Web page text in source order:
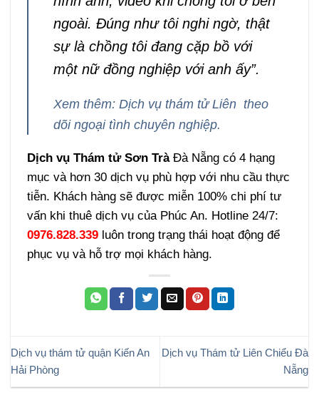
Phúc An tư vấn tôi nhiệt tình, quy
trình nhanh gọn không mất thời
gian để nhân viên bắt tay vào làm
việc ngay giúp tôi nhận được kết
quả sớm nhất có thể. Thông qua
điều tra, họ cung cấp cho tôi các
hình ảnh, video khi chồng tôi ở bên
ngoài. Đúng như tôi nghi ngờ, thật
sự là chồng tôi đang cặp bồ với
một nữ đồng nghiệp với anh ấy”.
Xem thêm: Dịch vụ thám tử Liên theo
dõi ngoại tình chuyên nghiệp.
Dịch vụ Thám tử Sơn TràĐà Nẵng có 4 hạng
vấn khi thuê dịch vụ của Phúc An. Hotline 24/7: